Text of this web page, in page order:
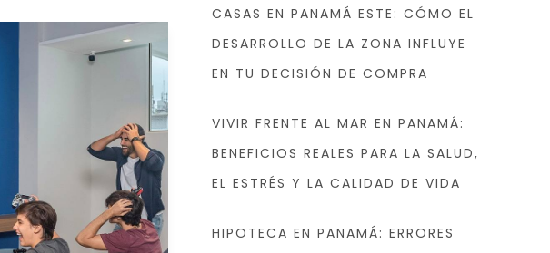
CASAS EN PANAMÁ ESTE: CÓMO EL
DESARROLLO DE LA ZONA INFLUYE
EN TU DECISIÓN DE COMPRA
VIVIR FRENTE AL MAR EN PANAMÁ:
BENEFICIOS REALES PARA LA SALUD,
EL ESTRÉS Y LA CALIDAD DE VIDA
HIPOTECA EN PANAMÁ: ERRORES